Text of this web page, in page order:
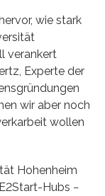
wie stark
verankert
Experte der
wir aber noch
wollen
Hohenheim
Hubs −